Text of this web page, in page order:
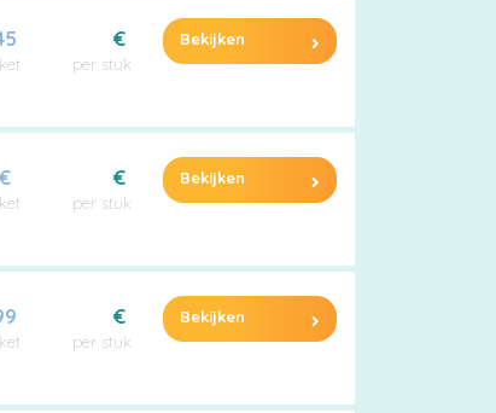
€
per stuk
Bekijken
€ €
per stuk
Bekijken
€
per stuk
Bekijken